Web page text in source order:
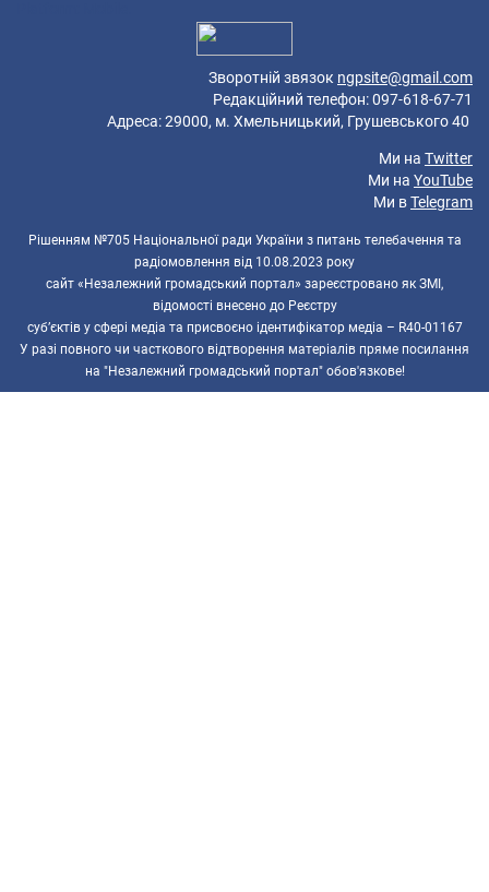
Зворотній звязок ngpsite@gmail.com
Редакційний телефон: 097-618-67-71
Адреса: 29000, м. Хмельницький, Грушевського 40
Ми на Twitter
Ми на YouTube
Ми вTelegram
Рішенням №705 Національної ради України з питань телебачення та
радіомовлення від 10.08.2023 року
сайт «Незалежний громадський портал» зареєстровано як ЗМІ,
відомості внесено до Реєстру
суб’єктів у сфері медіа та присвоєно ідентифікатор медіа – R40-01167
У разі повного чи часткового відтворення матеріалів пряме посилання
на "Незалежний громадський портал" обов'язкове!